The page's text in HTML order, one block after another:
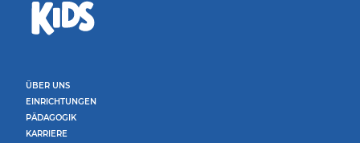
ÜBER UNS
EINRICHTUNGEN
PÄDAGOGIK
KARRIERE